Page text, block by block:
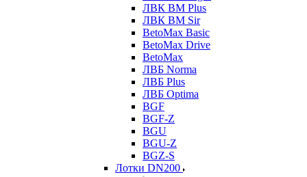
ЛВК ВМ Plus
ЛВК ВМ Sir
BetoMax Basic
BetoMax Drive
BetoMax
ЛВБ Norma
ЛВБ Plus
ЛВБ Optima
BGF
BGF-Z
BGU
BGU-Z
BGZ-S
Лотки DN200